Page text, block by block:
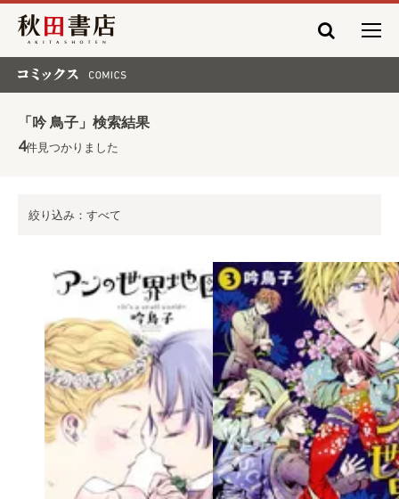
秋田書店
「吟 鳥子」検索結果
4件見つかりました
絞り込み：すべて